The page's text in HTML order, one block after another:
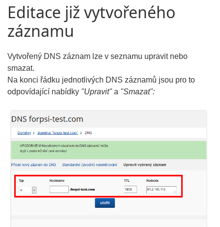
Editace již vytvořeného
záznamu
Vytvořený DNS záznam lze v seznamu upravit nebo
smazat.
Na konci řádku jednotlivých DNS záznamů jsou pro to
odpovídající nabídky "Upravit"a "Smazat":